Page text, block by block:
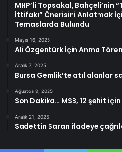
MHP’li Topsakal, Bahçeli’nin
İttifakı” Önerisini Anlatmak
Temaslarda Bulundu
Mayıs 16, 2025
Ali Özgentürk İçin Anma
Aralık 7, 2025
Bursa Gemlik’te atıl alanlar
Ağustos 9, 2025
Son Dakika… MSB, 12 şehit
Aralık 21, 2025
Sadettin Saran ifadeye